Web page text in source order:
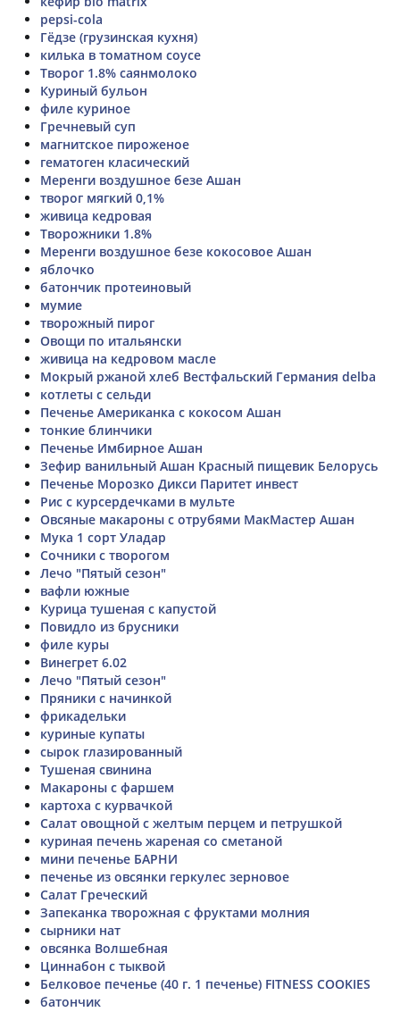
pepsi-cola
Гёдзе (грузинская кухня)
килька в томатном соусе
Творог 1.8% саянмолоко
Куриный бульон
филе куриное
Гречневый суп
магнитское пироженое
гематоген класический
Меренги воздушное безе Ашан
творог мягкий 0,1%
живица кедровая
Творожники 1.8%
Меренги воздушное безе кокосовое Ашан
яблочко
батончик протеиновый
мумие
творожный пирог
Овощи по итальянски
живица на кедровом масле
Мокрый ржаной хлеб Вестфальский Германия delba
котлеты с сельди
Печенье Американка с кокосом Ашан
тонкие блинчики
Печенье Имбирное Ашан
Зефир ванильный Ашан Красный пищевик Белорусь
Печенье Морозко Дикси Паритет инвест
Рис с курсердечками в мульте
Овсяные макароны с отрубями МакМастер Ашан
Мука 1 сорт Уладар
Сочники с творогом
Лечо "Пятый сезон"
вафли южные
Курица тушеная с капустой
Повидло из брусники
филе куры
Винегрет 6.02
Лечо "Пятый сезон"
Пряники с начинкой
фрикадельки
куриные купаты
сырок глазированный
Тушеная свинина
Макароны с фаршем
картоха с курвачкой
Салат овощной с желтым перцем и петрушкой
куриная печень жареная со сметаной
мини печенье БАРНИ
печенье из овсянки геркулес зерновое
Салат Греческий
Запеканка творожная с фруктами молния
сырники нат
овсянка Волшебная
Циннабон с тыквой
Белковое печенье (40 г. 1 печенье) FITNESS COOKIES
батончик